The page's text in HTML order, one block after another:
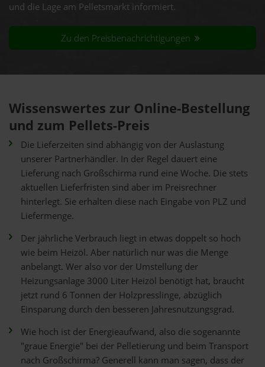
und die Lage am Pelletsmarkt informiert.
Zu den Preisbenachrichtigungen
Wissenswertes zur Online-Bestellung
und zum Pellets-Preis
Die Lieferzeiten sind abhängig von der Auslastung
unserer Partnerhändler. In der Regel dauert eine
Lieferung nach Großschirma rund eine Woche. Die stets
aktuellen Lieferfristen sind aber im Preisrechner
hinterlegt. Sie erhalten diese nach Eingabe von PLZ und
Liefermenge.
Der jährliche Verbrauch liegt in etwas doppelt so hoch
wie beim Heizöl. Aber natürlich nur was die Menge
anbelangt. Wer also vor der Umstellung der
Heizungsanlage 3000 Liter Heizöl benötigt hat, braucht
jetzt rund 6 Tonnen der Holzpresslinge, abzüglich
Einsparung durch den besseren Jahresnutzungsgrad.
Wie hoch ist der Energieaufwand, also die sogenannte
"graue Energie" bei der Pelletierung und beim Transport
nach Großschirma? Generell kann man sagen, dass der